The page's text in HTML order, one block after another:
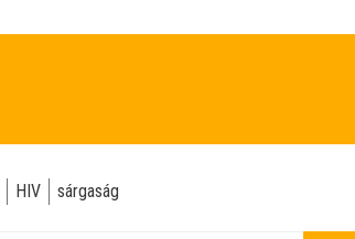
HIV sárgaság